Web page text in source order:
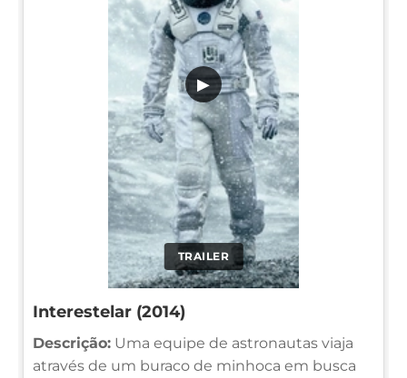
TRAILER
▶
Interestelar (2014)
Descrição: Uma equipe de astronautas viaja
através de um buraco de minhoca em busca